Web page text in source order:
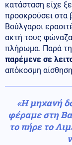
κατάσταση είχε
προσκρούσει στα
Βούλγαροι
ακτή τους
πλήρωμα. Παρά
παρέμενε σε
απόκοσμη
«Η μηχανή
φέραμε στη
το πήρε το